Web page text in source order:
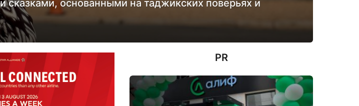
основанными на таджикских поверьях и
PR